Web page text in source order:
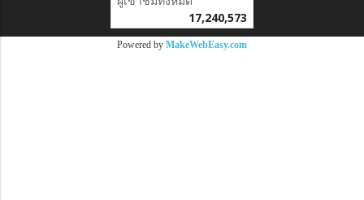
Powered byMakeWebEasy.com